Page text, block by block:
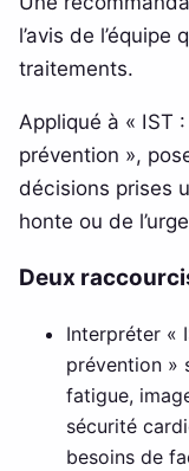
l’avis de
traitements.
Appliqué à « IST
prévention »,
décisions prises
honte ou de
Deux
Interpréter «
prévention »
fatigue,
sécurité
besoins de